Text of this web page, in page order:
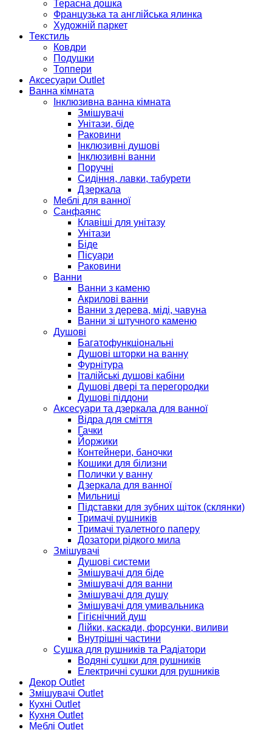
Терасна дошка
Французька та англійська ялинка
Художній паркет
Текстиль
Ковдри
Подушки
Топпери
Аксесуари Outlet
Ванна кімната
Інклюзивна ванна кімната
Змішувачі
Унітази, біде
Раковини
Інклюзивні душові
Інклюзивні ванни
Поручні
Сидіння, лавки, табурети
Дзеркала
Меблі для ванної
Санфаянс
Клавіші для унітазу
Унітази
Біде
Пісуари
Раковини
Ванни
Ванни з каменю
Акрилові ванни
Ванни з дерева, міді, чавуна
Ванни зі штучного каменю
Душові
Багатофункціональні
Душові шторки на ванну
Фурнітура
Італійські душові кабіни
Душові двері та перегородки
Душові піддони
Аксесуари та дзеркала для ванної
Відра для сміття
Гачки
Йоржики
Контейнери, баночки
Кошики для білизни
Полички у ванну
Дзеркала для ванної
Мильниці
Підставки для зубних щіток (склянки)
Тримачі рушників
Тримачі туалетного паперу
Дозатори рідкого мила
Змішувачі
Душові системи
Змішувачі для біде
Змішувачі для ванни
Змішувачі для душу
Змішувачі для умивальника
Гігієнічний душ
Лійки, каскади, форсунки, виливи
Внутрішні частини
Сушка для рушників та Радіатори
Водяні сушки для рушників
Електричні сушки для рушників
Декор Outlet
Змішувачі Outlet
Кухні Outlet
Кухня Outlet
Меблі Outlet